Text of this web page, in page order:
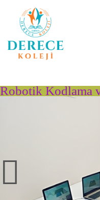
Robotik Kodlama